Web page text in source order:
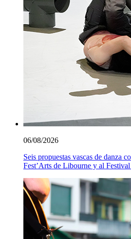
06/08/2026
Seis propuestas vascas de danza
Fest’Arts de Libourne y al